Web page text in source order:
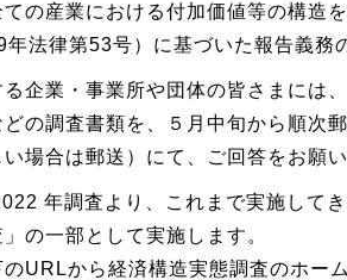
の産業における付加価値等の構造
法律第53号）に基づいた報告義務
企業・事業所や団体の皆さまには
の調査書類を、５月中旬から順次
場合は郵送）にて、ご回答をお願い
年調査より、これまで実施して
の一部として実施します。
URLから経済構造実態調査のホー